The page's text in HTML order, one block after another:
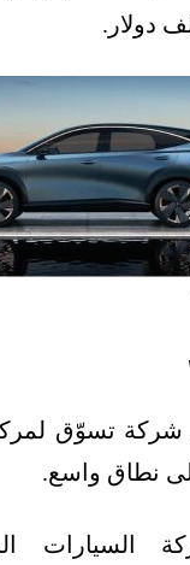
تسوّق
نطاق واسع.
السيارات